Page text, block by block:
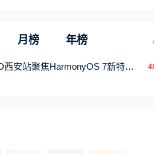
月榜 年榜
HDD西安站聚焦HarmonyOS 7新特性，解锁从互联到智能的应用开发新范式